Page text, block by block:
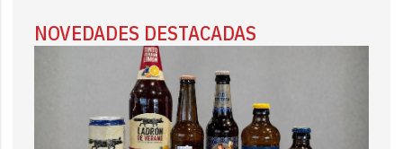
NOVEDADES DESTACADAS